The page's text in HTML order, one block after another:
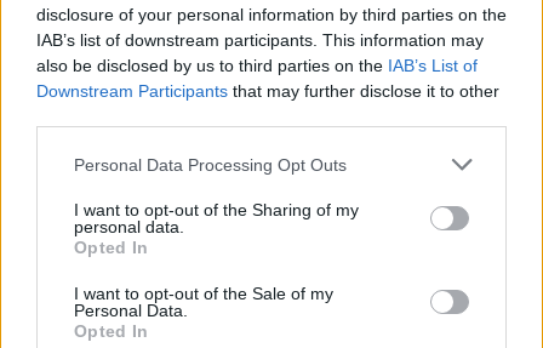
disclosure of your personal information by third parties on the
IAB’s list of downstream participants. This information may
also be disclosed by us to third parties on the IAB’s List of
Downstream Participants that may further disclose it to other
Please note that this website/app uses one or more Google
not limited to your visit or usage behaviour. You may click to
grant or deny consent to Google and its third-party tags to
use your data for below specified purposes in below Google
consent section.
Personal Data Processing Opt Outs
I want to opt-out of the Sharing of my
personal data.
Opted In
I want to opt-out of the Sale of my
Personal Data.
Opted In
ΟΣΑ ΧΡΕΙΑΖΕΣΑΙ
ΓΙΑ ΤΟ ΚΑΛΟΚΑΙΡΙ ΣΟΥ →